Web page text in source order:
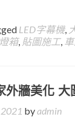
LED字幕機,
燈箱, 貼圖施工,
外牆美化 大
byadmin